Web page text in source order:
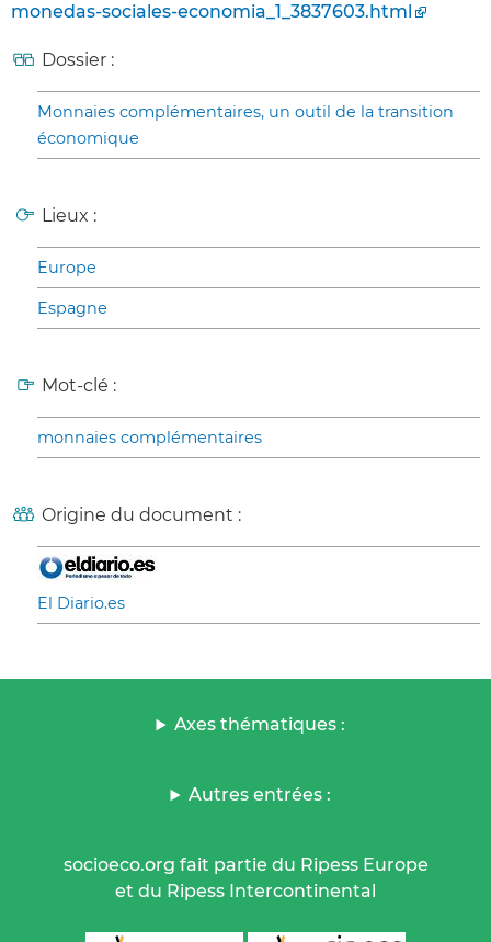
monedas-sociales-economia_1_3837603.html
Dossier :
Monnaies complémentaires, un outil de la transition
économique
Lieux :
Europe
Espagne
Mot-clé :
monnaies complémentaires
Origine du document :
El Diario.es
Axes thématiques :
Autres entrées :
socioeco.org fait partie du Ripess Europe
et du Ripess Intercontinental